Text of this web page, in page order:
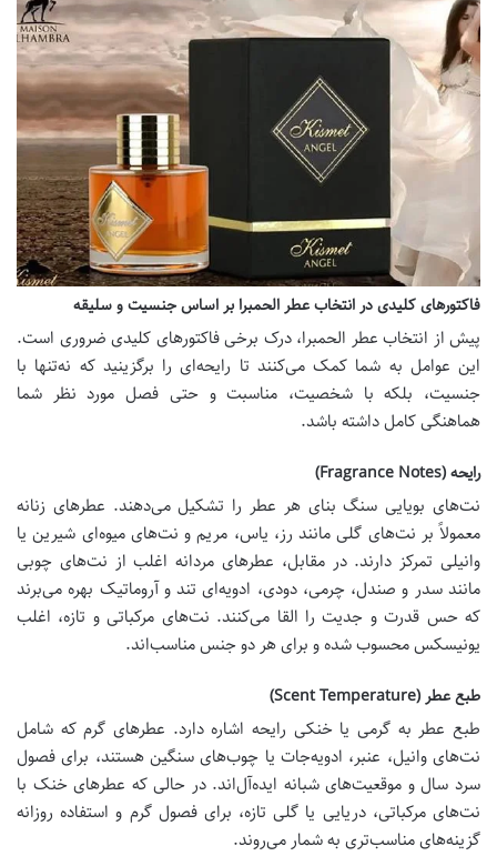
فاکتورهای کلیدی در انتخاب عطر الحمبرا بر اساس جنسیت و سلیقه
پیش از انتخاب عطر الحمبرا، درک برخی فاکتورهای کلیدی ضروری است.
این عوامل به شما کمک می‌کنند تا رایحه‌ای را برگزینید که نه‌تنها با
جنسیت، بلکه با شخصیت، مناسبت و حتی فصل مورد نظر شما
هماهنگی کامل داشته باشد.
رایحه (Fragrance Notes)
نت‌های بویایی سنگ بنای هر عطر را تشکیل می‌دهند. عطرهای زنانه
معمولاً بر نت‌های گلی مانند رز، یاس، مریم و نت‌های میوه‌ای شیرین یا
وانیلی تمرکز دارند. در مقابل، عطرهای مردانه اغلب از نت‌های چوبی
مانند سدر و صندل، چرمی، دودی، ادویه‌ای تند و آروماتیک بهره می‌برند
که حس قدرت و جدیت را القا می‌کنند. نت‌های مرکباتی و تازه، اغلب
یونیسکس محسوب شده و برای هر دو جنس مناسب‌اند.
طبع عطر (Scent Temperature)
طبع عطر به گرمی یا خنکی رایحه اشاره دارد. عطرهای گرم که شامل
نت‌های وانیل، عنبر، ادویه‌جات یا چوب‌های سنگین هستند، برای فصول
سرد سال و موقعیت‌های شبانه ایده‌آل‌اند. در حالی که عطرهای خنک با
نت‌های مرکباتی، دریایی یا گلی تازه، برای فصول گرم و استفاده روزانه
گزینه‌های مناسب‌تری به شمار می‌روند.